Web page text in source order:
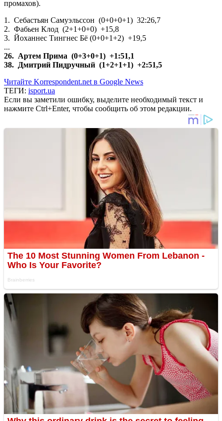
промахов).
1. Себастьян Самуэльссон (0+0+0+1) 32:26,7
2. Фабьен Клод (2+1+0+0) +15,8
3. Йоханнес Тингнес Бё (0+0+1+2) +19,5
...
26. Артем Прима (0+3+0+1) +1:51,1
38. Дмитрий Пидручный (1+2+1+1) +2:51,5
Читайте Korrespondent.net в Google News
ТЕГИ: isport.ua
Если вы заметили ошибку, выделите необходимый текст и
нажмите Ctrl+Enter, чтобы сообщить об этом редакции.